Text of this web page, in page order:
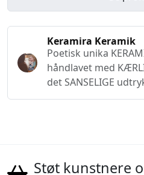
Keramira Keramik
Poetisk unika
håndlavet med
det SANSELIGE
Støt kunstnere